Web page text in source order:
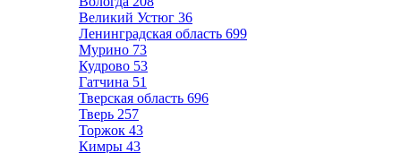
Великий Устюг 36
Ленинградская область 699
Мурино 73
Кудрово 53
Гатчина 51
Тверская область 696
Тверь 257
Торжок 43
Кимры 43